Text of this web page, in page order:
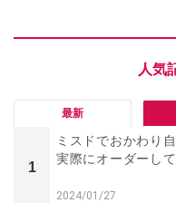
最新
1
ミスドでおかわり
実際にオーダーし
2024/01/27